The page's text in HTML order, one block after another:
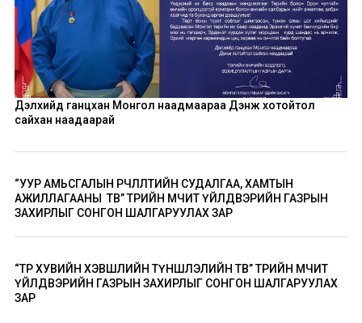
Дэлхийд ганцхан Монгол наадмаараа Дэнж хотойтол
сайхан наадаарай
“УУР АМЬСГАЛЫН ӨӨРЧЛӨЛТИЙН СУДАЛГАА, ХАМТЫН
АЖИЛЛАГААНЫ ТӨВ” ТӨРИЙН ӨМЧИТ ҮЙЛДВЭРИЙН ГАЗРЫН
ЗАХИРЛЫГ СОНГОН ШАЛГАРУУЛАХ ЗАР
“ТӨР ХУВИЙН ХЭВШЛИЙН ТҮНШЛЭЛИЙН ТӨВ” ТӨРИЙН ӨМЧИТ
ҮЙЛДВЭРИЙН ГАЗРЫН ЗАХИРЛЫГ СОНГОН ШАЛГАРУУЛАХ
ЗАР